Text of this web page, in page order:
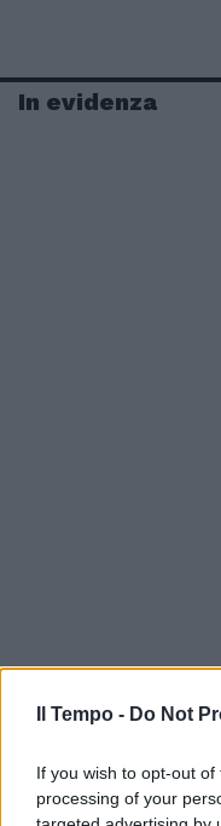
Il Tempo - Do Not
If you wish to opt-out
processing of your
In evidenza